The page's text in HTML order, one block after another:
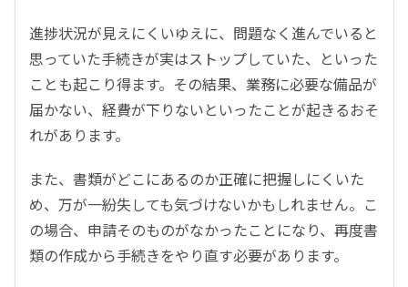
進捗状況が見えにくいゆえに、問題なく進んでいると
思っていた手続きが実はストップしていた、といった
ことも起こり得ます。その結果、業務に必要な備品が
届かない、経費が下りないといったことが起きるおそ
れがあります。
また、書類がどこにあるのか正確に把握しにくいた
め、万が一紛失しても気づけないかもしれません。こ
の場合、申請そのものがなかったことになり、再度書
類の作成から手続きをやり直す必要があります。